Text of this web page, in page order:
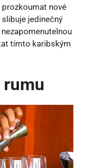
nové
jedinečný
tímto karibským